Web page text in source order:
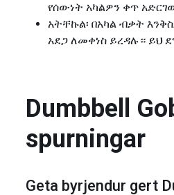
የሰውነት አካልዎን ቀጥ
አትቸኩል፡ በአካል ብቃት
አደጋ ለመቀነስ ይረዳሉ።
Dumbbell
spurningar
Geta byrjendur gert